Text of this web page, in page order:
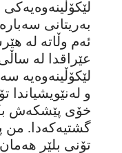
بەریتانی
ئەم وڵاتە لە
لێکۆڵینەوەیە
و لەنێویشیاندا
خۆی پێشکەش
گشتیەکەدا. من
تۆنی بلێر